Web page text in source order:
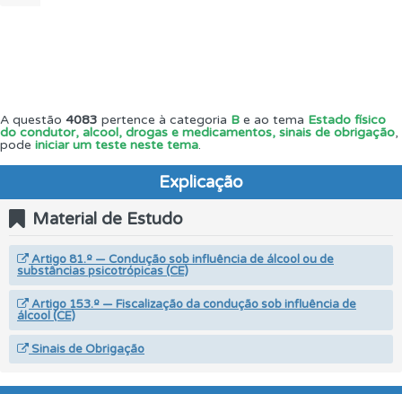
A questão 4083 pertence à categoria B e ao tema Estado físico
do condutor, alcool, drogas e medicamentos, sinais de obrigação,
pode iniciar um teste neste tema.
Explicação
Material de Estudo
Artigo 81.º — Condução sob influência de álcool ou de
substâncias psicotrópicas (CE)
Artigo 153.º — Fiscalização da condução sob influência de
álcool (CE)
Sinais de Obrigação